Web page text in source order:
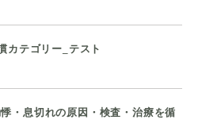
カテゴリー_テスト
・息切れの原因・検査・治療を循